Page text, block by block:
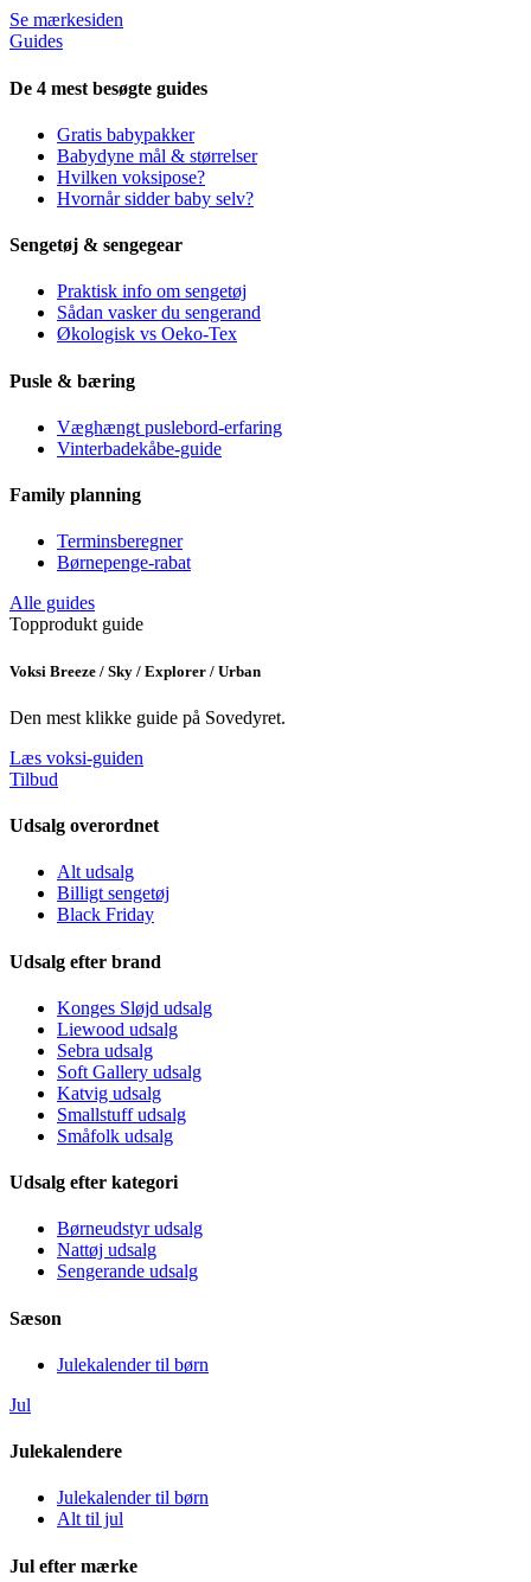
Se mærkesiden
Guides
De 4 mest besøgte guides
Gratis babypakker
Babydyne mål & størrelser
Hvilken voksipose?
Hvornår sidder baby selv?
Sengetøj & sengegear
Praktisk info om sengetøj
Sådan vasker du sengerand
Økologisk vs Oeko-Tex
Pusle & bæring
Væghængt puslebord-erfaring
Vinterbadekåbe-guide
Family planning
Terminsberegner
Børnepenge-rabat
Alle guides
Topprodukt guide
Voksi Breeze / Sky / Explorer / Urban
Den mest klikke guide på Sovedyret.
Læs voksi-guiden
Tilbud
Udsalg overordnet
Alt udsalg
Billigt sengetøj
Black Friday
Udsalg efter brand
Konges Sløjd udsalg
Liewood udsalg
Sebra udsalg
Soft Gallery udsalg
Katvig udsalg
Smallstuff udsalg
Småfolk udsalg
Udsalg efter kategori
Børneudstyr udsalg
Nattøj udsalg
Sengerande udsalg
Sæson
Julekalender til børn
Jul
Julekalendere
Julekalender til børn
Alt til jul
Jul efter mærke